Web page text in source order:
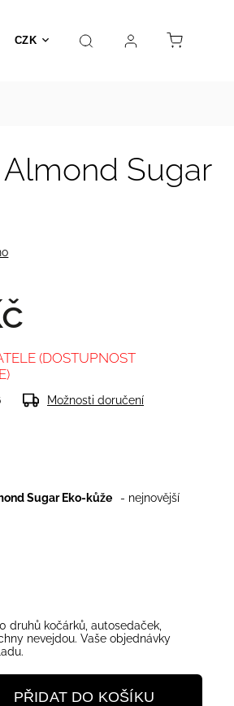
CZK
Hračky Prodejna Kontakt
Sugar
Sugar Eko-kůže
- nejnovější
(DOSTUPNOST
Možnosti doručení
druhů kočárků, autosedaček,
nevejdou. Vaše objednávky
PŘIDAT DO KOŠÍKU